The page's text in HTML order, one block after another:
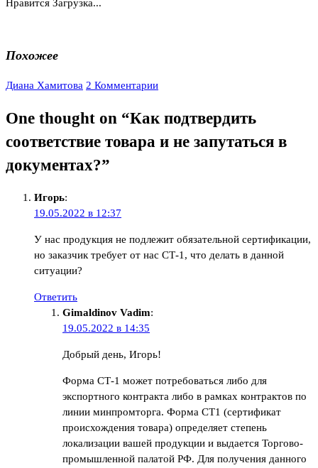
Нравится Загрузка...
Похожее
Диана Хамитова 2 Комментарии
One thought on “Как подтвердить
соответствие товара и не запутаться в
документах?”
Игорь:
19.05.2022 в 12:37
У нас продукция не подлежит обязательной сертификации,
но заказчик требует от нас СТ-1, что делать в данной
ситуации?
Ответить
Gimaldinov Vadim:
19.05.2022 в 14:35
Добрый день, Игорь!
Форма СТ-1 может потребоваться либо для
экспортного контракта либо в рамках контрактов по
линии минпромторга. Форма СТ1 (сертификат
происхождения товара) определяет степень
локализации вашей продукции и выдается Торгово-
промышленной палатой РФ. Для получения данного